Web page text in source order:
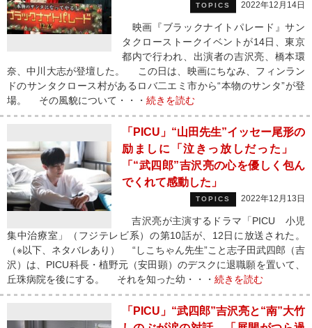
TOPICS 2022年12月14日
映画『ブラックナイトパレード』サン
タクローストークイベントが14日、東京
都内で行われ、出演者の吉沢亮、橋本環
奈、中川大志が登壇した。 この日は、映画にちなみ、フィンラン
ドのサンタクロース村があるロバ二エミ市から“本物のサンタ”が登
場。 その風貌について・・・ 続きを読む
「PICU」“山田先生”イッセー尾形の
励ましに「泣きっ放しだった」
「“武四郎”吉沢亮の心を優しく包ん
でくれて感動した」
TOPICS 2022年12月13日
吉沢亮が主演するドラマ「PICU 小児
集中治療室」（フジテレビ系）の第10話が、12日に放送された。
（※以下、ネタバレあり） “しこちゃん先生”こと志子田武四郎（吉
沢）は、PICU科長・植野元（安田顕）のデスクに退職願を置いて、
丘珠病院を後にする。 それを知った幼・・・ 続きを読む
「PICU」“武四郎”吉沢亮と“南”大竹